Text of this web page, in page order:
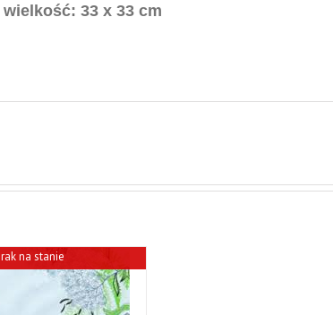
wielkość: 33 x 33 cm
na stanie